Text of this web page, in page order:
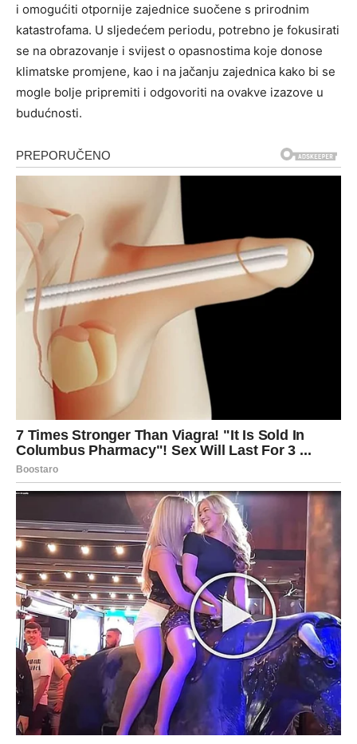
i omogućiti otpornije zajednice suočene s prirodnim
katastrofama. U sljedećem periodu, potrebno je fokusirati
se na obrazovanje i svijest o opasnostima koje donose
klimatske promjene, kao i na jačanju zajednica kako bi se
mogle bolje pripremiti i odgovoriti na ovakve izazove u
budućnosti.